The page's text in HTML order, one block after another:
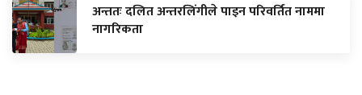
अन्ततः दलित अन्तरलिंगीले पाइन परिवर्तित नाममा
नागरिकता